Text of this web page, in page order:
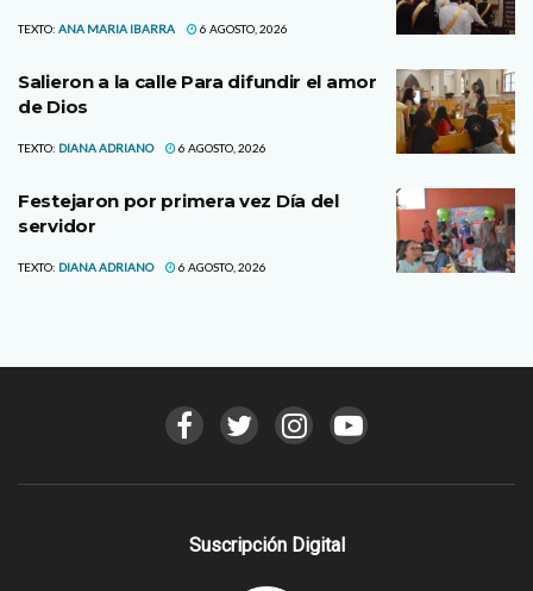
TEXTO: ANA MARIA IBARRA 6 AGOSTO, 2026
Salieron a la calle Para difundir el amor
de Dios
TEXTO: DIANA ADRIANO 6 AGOSTO, 2026
Festejaron por primera vez Día del
servidor
TEXTO: DIANA ADRIANO 6 AGOSTO, 2026
Suscripción Digital